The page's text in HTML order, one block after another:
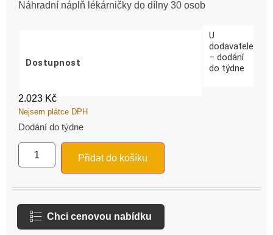
Náhradní náplň lékárničky do dílny 30 osob
Dostupnost
U
dodavatele
– dodání
do týdne
2.023 Kč
Nejsem plátce DPH
Dodání do týdne
Přidat do košíku
Chci cenovou nabídku